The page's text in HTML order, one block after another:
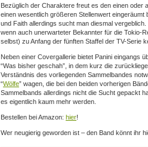
Bezüglich der Charaktere freut es den einen oder
einen wesentlich größeren Stellenwert
und Faith allerdings sucht man diesmal
wenn auch unerwarteter Bekannter für die Tokio-
selbst) zu Anfang der fünften Staffel der TV-Serie
Neben einer Covergallerie bietet Panini eingangs
“Was bisher geschah”, in dem kurz die
Verständnis des vorliegenden Sammelbandes
“Wölfe” wagen, die bei den beiden vorherigen
Sammelbands allerdings nicht die Sucht gepackt
es eigentlich kaum mehr werden.
Bestellen bei Amazon: hier!
Wer neugierig geworden ist – den Band könnt ihr